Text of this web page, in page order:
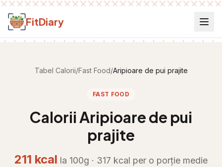
Salt la conținut
FitDiary
Tabel Calorii/Fast Food/Aripioare de pui prajite
FAST FOOD
CaloriiAripioare de pui
prajite
211 kcal la 100g · 317 kcal per o porție medie